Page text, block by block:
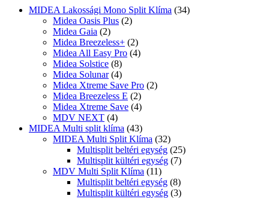
MIDEA Lakossági Mono Split Klíma (34)
Midea Oasis Plus (2)
Midea Gaia (2)
Midea Breezeless+ (2)
Midea All Easy Pro (4)
Midea Solstice (8)
Midea Solunar (4)
Midea Xtreme Save Pro (2)
Midea Breezeless E (2)
Midea Xtreme Save (4)
MDV NEXT (4)
MIDEA Multi split klíma (43)
MIDEA Multi Split Klíma (32)
Multisplit beltéri egység (25)
Multisplit kültéri egység (7)
MDV Multi Split Klíma (11)
Multisplit beltéri egység (8)
Multisplit kültéri egység (3)